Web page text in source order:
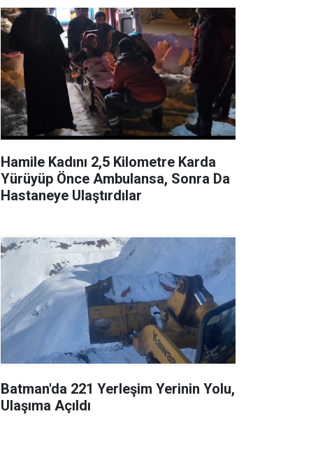
Hamile Kadını 2,5 Kilometre Karda
Yürüyüp Önce Ambulansa, Sonra Da
Hastaneye Ulaştırdılar
Batman'da 221 Yerleşim Yerinin Yolu,
Ulaşıma Açıldı